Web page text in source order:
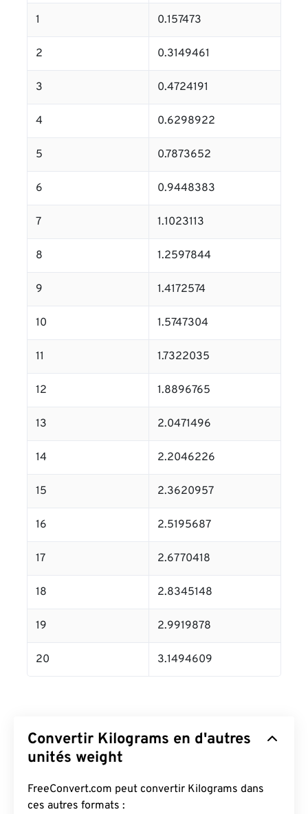
1 0.157473
2 0.3149461
3 0.4724191
4 0.6298922
5 0.7873652
6 0.9448383
7 1.1023113
8 1.2597844
9 1.4172574
10 1.5747304
11 1.7322035
12 1.8896765
13 2.0471496
14 2.2046226
15 2.3620957
16 2.5195687
17 2.6770418
18 2.8345148
19 2.9919878
20 3.1494609
Convertir Kilograms en d'autres
unités weight
FreeConvert.com peut convertir Kilograms dans
ces autres formats :